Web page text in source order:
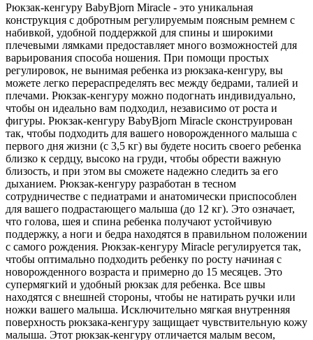
Рюкзак-кенгуру BabyBjorn Miracle - это уникальная
конструкция с добротным регулируемым поясным ремнем с
набивкой, удобной поддержкой для спины и широкими
плечевыми лямками предоставляет много возможностей для
варьирования способа ношения. При помощи простых
регулировок, не вынимая ребенка из рюкзака-кенгуру, вы
можете легко перераспределять вес между бедрами, талией и
плечами. Рюкзак-кенгуру можно подогнать индивидуально,
чтобы он идеально вам подходил, независимо от роста и
фигуры. Рюкзак-кенгуру BabyBjorn Miracle сконструирован
так, чтобы подходить для вашего новорожденного малыша с
первого дня жизни (с 3,5 кг) вы будете носить своего ребенка
близко к сердцу, высоко на груди, чтобы обрести важную
близость, и при этом вы сможете надежно следить за его
дыханием. Рюкзак-кенгуру разработан в тесном
сотрудничестве с педиатрами и анатомически приспособлен
для вашего подрастающего малыша (до 12 кг). Это означает,
что голова, шея и спина ребенка получают устойчивую
поддержку, а ноги и бедра находятся в правильном положении
с самого рождения. Рюкзак-кенгуру Miracle регулируется так,
чтобы оптимально подходить ребенку по росту начиная с
новорожденного возраста и примерно до 15 месяцев. Это
супермягкий и удобный рюкзак для ребенка. Все швы
находятся с внешней стороны, чтобы не натирать ручки или
ножки вашего малыша. Исключительно мягкая внутренняя
поверхность рюкзака-кенгуру защищает чувствительную кожу
малыша. Этот рюкзак-кенгуру отличается малым весом,